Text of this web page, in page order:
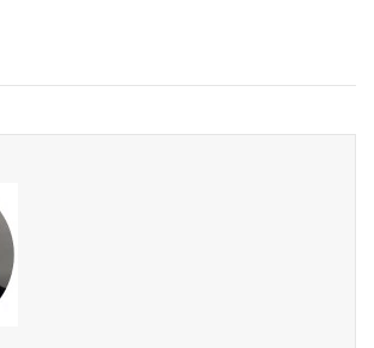
offres : www.b-immobilier.lu
partenaire de confiance pour la
et la promotion immobilière au
-